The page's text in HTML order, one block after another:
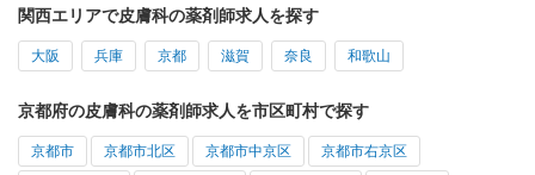
関西エリアで皮膚科の薬剤師求人を探す
大阪 兵庫 京都 滋賀 奈良 和歌山
京都府の皮膚科の薬剤師求人を市区町村で探す
京都市 京都市北区 京都市中京区 京都市右京区